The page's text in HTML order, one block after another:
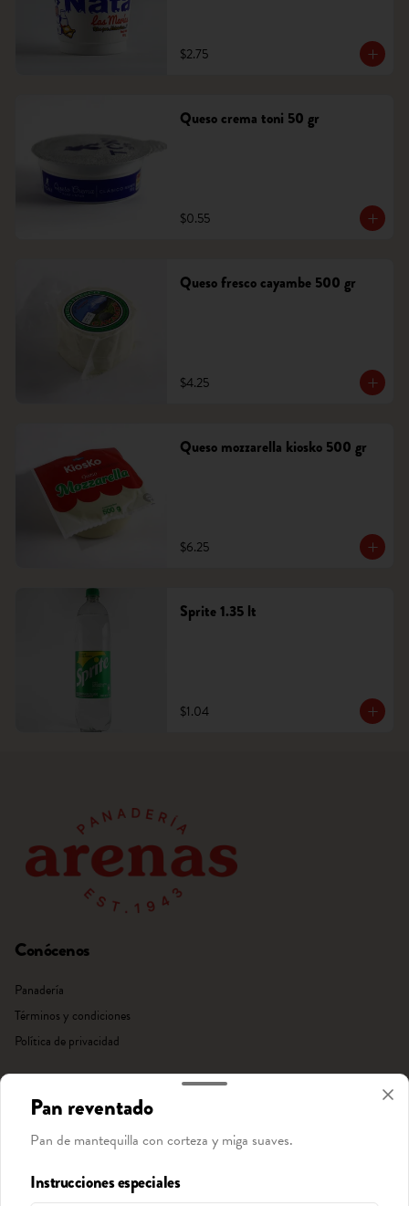
$2.75
Queso crema toni 50 gr
$0.55
Queso fresco cayambe 500 gr
$4.25
Queso mozzarella kiosko 500 gr
$6.25
Sprite 1.35 lt
$1.04
Conócenos
Panadería
Términos y condiciones
Política de privacidad
Redes sociales
Facebook
Mi cuenta
Pan reventado
Pan de mantequilla con corteza y miga suaves.
Instrucciones especiales